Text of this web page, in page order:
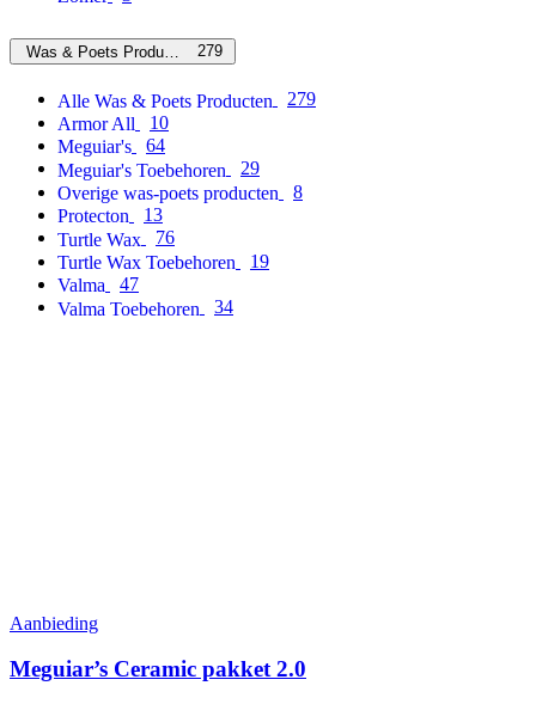
Was & Poets Producten 279
Alle Was & Poets Producten
279
Armor All
10
Meguiar's
64
Meguiar's Toebehoren
29
Overige was-poets producten
8
Protecton
13
Turtle Wax
76
Turtle Wax Toebehoren
19
Valma
47
Valma Toebehoren
34
Aanbieding
Meguiar’s Ceramic pakket 2.0